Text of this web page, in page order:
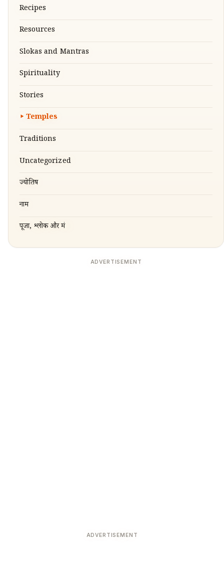
Recipes
Resources
Slokas and Mantras
Spirituality
Stories
Temples
Traditions
Uncategorized
ज्योतिष
नाम
पूजा, श्लोक और मंत्र
ADVERTISEMENT
ADVERTISEMENT